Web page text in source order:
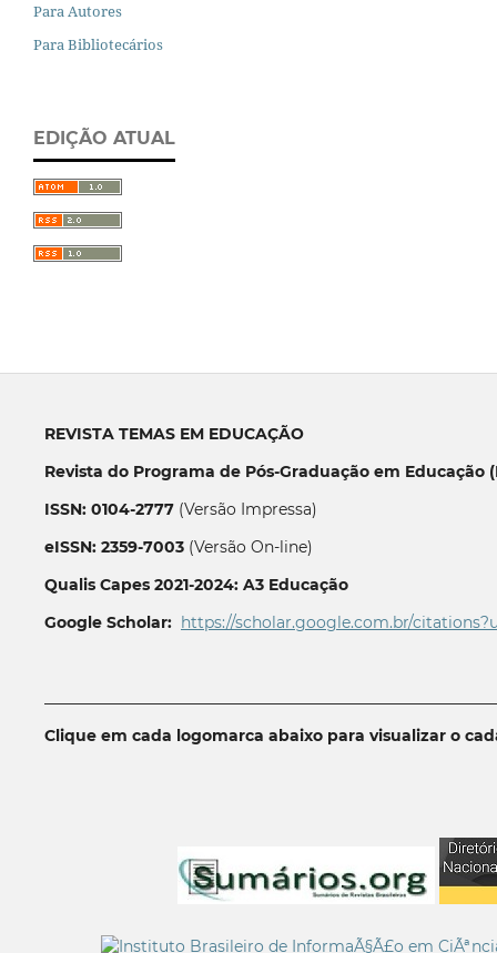
Para Autores
Para Bibliotecários
EDIÇÃO ATUAL
REVISTA TEMAS EM EDUCAÇÃO
Revista do Programa de Pós-Graduação em Educação
ISSN: 0104-2777(Versão Impressa)
eISSN: 2359-7003(Versão On-line)
Qualis Capes 2021-2024: A3 Educação
Google Scholar: https://scholar.google.com.br/
Clique em cada logomarca abaixo para visualizar o